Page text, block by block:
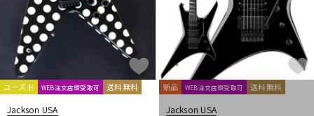
キーボード 電子ピアノ
その他楽器
ユーズド WEB注文店頭受取可 送料無料
Jackson USA
新品 WEB注文店頭受取可 送料無料
Jackson USA